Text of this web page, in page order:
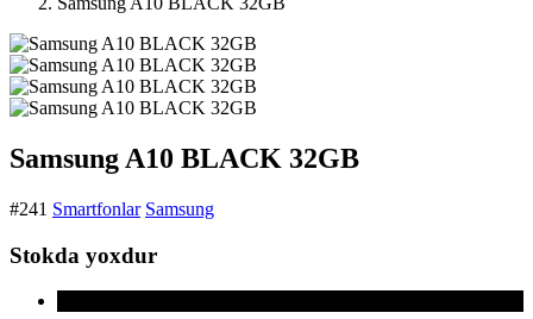
Samsung A10 BLACK 32GB
#241 Smartfonlar Samsung
Stokda yoxdur